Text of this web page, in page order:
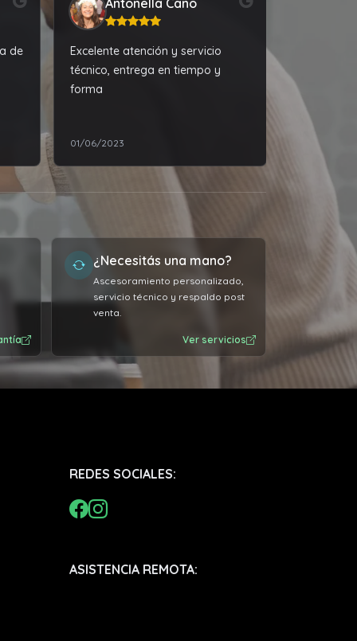
de
Antonella Cano
Excelente atención y servicio
técnico, entrega en tiempo y
forma
01/06/2023 23/03/2026
¿Necesitás una mano?
Ascesoramiento personalizado,
servicio técnico y respaldo post
venta.
Ver servicios
REDES SOCIALES:
ASISTENCIA REMOTA: